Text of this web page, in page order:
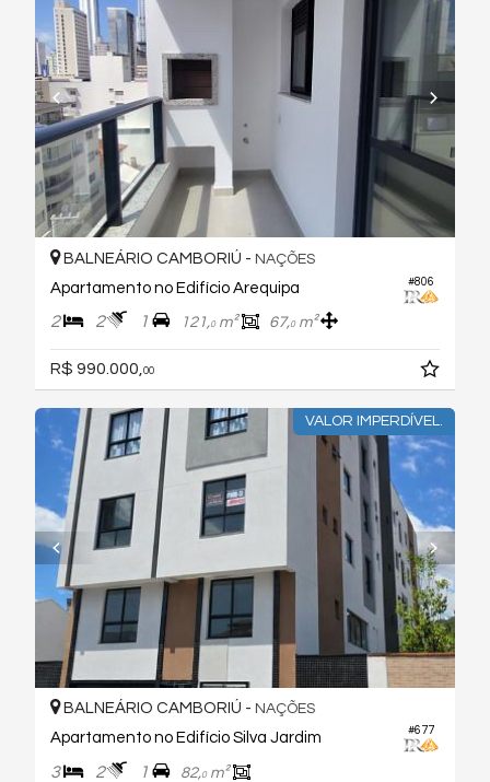
#806
BALNEÁRIO CAMBORIÚ - NAÇÕES
Apartamento no Edifício Arequipa
2 2 1 121,0m² 67,0m²
R$ 990.000, 00
VALOR IMPERDÍVEL.
#677
BALNEÁRIO CAMBORIÚ - NAÇÕES
Apartamento no Edifício Silva Jardim
3 2 1 82,0m²